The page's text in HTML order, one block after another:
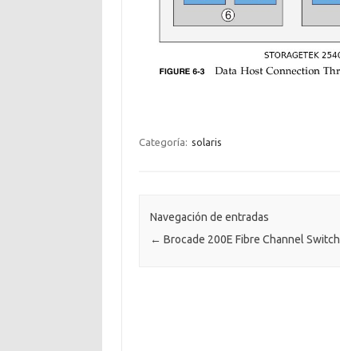
Categoría: solaris
Navegación de entradas
← Brocade 200E Fibre Channel Switch